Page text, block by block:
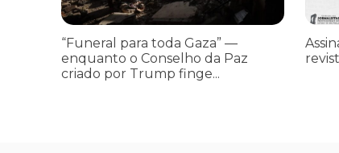
“Funeral para toda Gaza” —
enquanto o Conselho da Paz
criado por Trump finge...